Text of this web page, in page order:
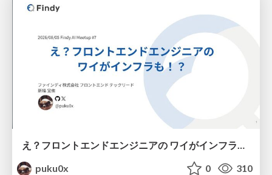
え？フロントエンドエンジニアの ワイがインフラも！？
puku0x
0 310